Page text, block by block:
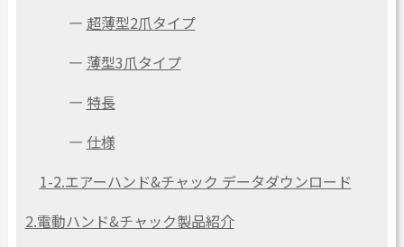
― 超薄型2爪タイプ
― 薄型3爪タイプ
― 特長
― 仕様
1-2.エアーハンド&チャック データダウンロード
2.電動ハンド&チャック製品紹介